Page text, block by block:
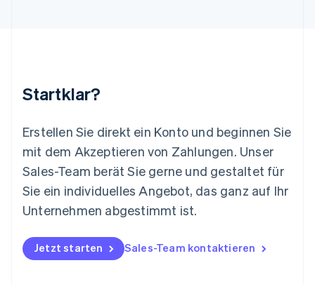
Startklar?
Erstellen Sie direkt ein Konto und beginnen Sie
mit dem Akzeptieren von Zahlungen. Unser
Sales-Team berät Sie gerne und gestaltet für
Sie ein individuelles Angebot, das ganz auf Ihr
Unternehmen abgestimmt ist.
Jetzt starten Sales-Team kontaktieren
Mexiko
English
Niederlande
Nederlands English
Norwegen
English
Österreich
Polen
English
Portugal